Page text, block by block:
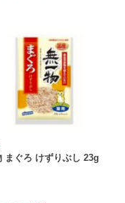
まぐろ けずりぶし 23g